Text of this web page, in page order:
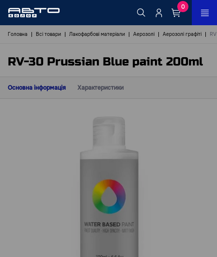
0
Головна Всі товари Лакофарбові матеріали Аерозолі Аерозолі графіті
RV-30 Prussian Blue paint 200ml
Основна інформація Характеристики